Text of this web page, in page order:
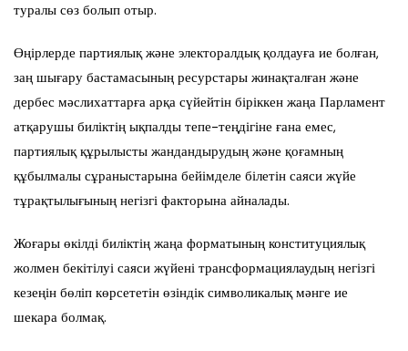
туралы сөз болып отыр.
Өңірлерде партиялық және электоралдық қолдауға ие болған,
заң шығару бастамасының ресурстары жинақталған және
дербес мәслихаттарға арқа сүйейтін біріккен жаңа Парламент
атқарушы биліктің ықпалды тепе-теңдігіне ғана емес,
партиялық құрылысты жандандырудың және қоғамның
құбылмалы сұраныстарына бейімделе білетін саяси жүйе
тұрақтылығының негізгі факторына айналады.
Жоғары өкілді биліктің жаңа форматының конституциялық
жолмен бекітілуі саяси жүйені трансформациялаудың негізгі
кезеңін бөліп көрсететін өзіндік символикалық мәнге ие
шекара болмақ.